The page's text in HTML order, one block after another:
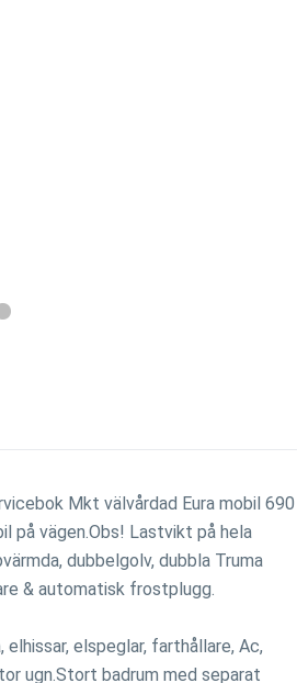
Mkt välvårdad Eura mobil 690
på vägen.Obs! Lastvikt på hela
dubbelgolv, dubbla Truma
& automatisk frostplugg.
elspeglar, farthållare, Ac,
ugn.Stort badrum med separat